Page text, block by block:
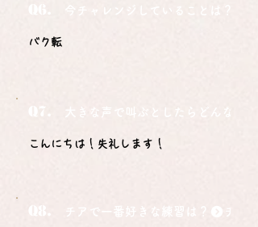
Q6. 今チャレンジしていることは？
バク転
Q7. 大きな声で叫ぶとしたらどんな言葉
こんにちは！失礼します！
Q8. チアで一番好きな練習は？